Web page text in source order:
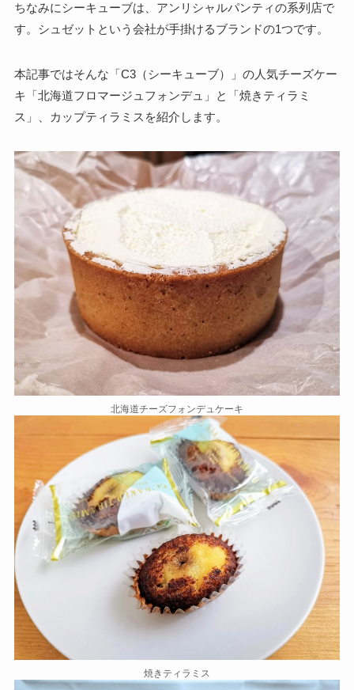
ちなみにシーキューブは、アンリシャルパンティの系列店で
す。シュゼットという会社が手掛けるブランドの1つです。
本記事ではそんな「C3（シーキューブ）」の人気チーズケー
キ「北海道フロマージュフォンデュ」と「焼きティラミ
ス」、カップティラミスを紹介します。
北海道チーズフォンデュケーキ
焼きティラミス